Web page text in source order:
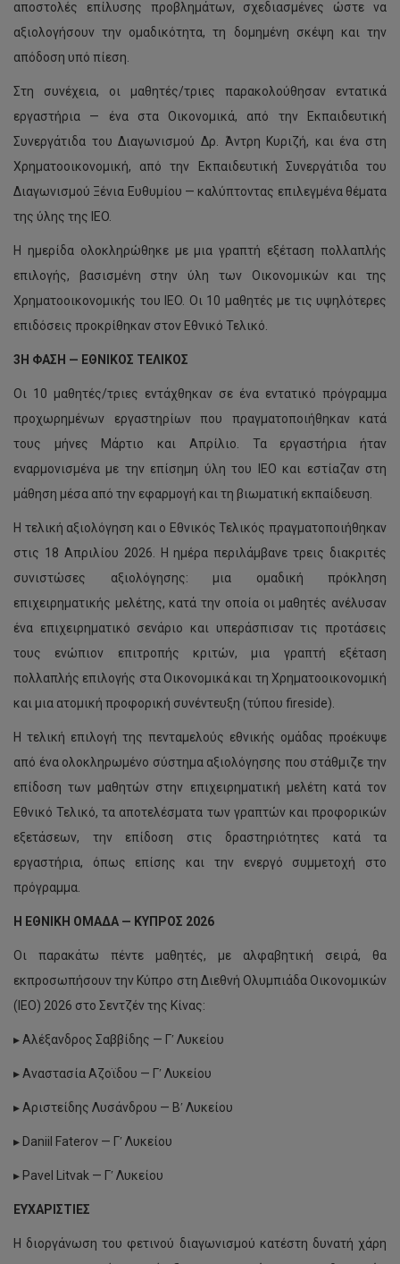
αποστολές επίλυσης προβλημάτων, σχεδιασμένες ώστε να
αξιολογήσουν την ομαδικότητα, τη δομημένη σκέψη και την
απόδοση υπό πίεση.
Στη συνέχεια, οι μαθητές/τριες παρακολούθησαν εντατικά
εργαστήρια — ένα στα Οικονομικά, από την Εκπαιδευτική
Συνεργάτιδα του Διαγωνισμού Δρ. Άντρη Κυριζή, και ένα στη
Χρηματοοικονομική, από την Εκπαιδευτική Συνεργάτιδα του
Διαγωνισμού Ξένια Ευθυμίου — καλύπτοντας επιλεγμένα θέματα
της ύλης της IEO.
Η ημερίδα ολοκληρώθηκε με μια γραπτή εξέταση πολλαπλής
επιλογής, βασισμένη στην ύλη των Οικονομικών και της
Χρηματοοικονομικής του IEO. Οι 10 μαθητές με τις υψηλότερες
επιδόσεις προκρίθηκαν στον Εθνικό Τελικό.
3Η ΦΑΣΗ — ΕΘΝΙΚΟΣ ΤΕΛΙΚΟΣ
Οι 10 μαθητές/τριες εντάχθηκαν σε ένα εντατικό πρόγραμμα
προχωρημένων εργαστηρίων που πραγματοποιήθηκαν κατά
τους μήνες Μάρτιο και Απρίλιο. Τα εργαστήρια ήταν
εναρμονισμένα με την επίσημη ύλη του IEO και εστίαζαν στη
μάθηση μέσα από την εφαρμογή και τη βιωματική εκπαίδευση.
Η τελική αξιολόγηση και ο Εθνικός Τελικός πραγματοποιήθηκαν
στις 18 Απριλίου 2026. Η ημέρα περιλάμβανε τρεις διακριτές
συνιστώσες αξιολόγησης: μια ομαδική πρόκληση
επιχειρηματικής μελέτης, κατά την οποία οι μαθητές ανέλυσαν
ένα επιχειρηματικό σενάριο και υπεράσπισαν τις προτάσεις
τους ενώπιον επιτροπής κριτών, μια γραπτή εξέταση
πολλαπλής επιλογής στα Οικονομικά και τη Χρηματοοικονομική
και μια ατομική προφορική συνέντευξη (τύπου fireside).
Η τελική επιλογή της πενταμελούς εθνικής ομάδας προέκυψε
από ένα ολοκληρωμένο σύστημα αξιολόγησης που στάθμιζε την
επίδοση των μαθητών στην επιχειρηματική μελέτη κατά τον
Εθνικό Τελικό, τα αποτελέσματα των γραπτών και προφορικών
εξετάσεων, την επίδοση στις δραστηριότητες κατά τα
εργαστήρια, όπως επίσης και την ενεργό συμμετοχή στο
πρόγραμμα.
Η ΕΘΝΙΚΗ ΟΜΑΔΑ — ΚΥΠΡΟΣ 2026
Οι παρακάτω πέντε μαθητές, με αλφαβητική σειρά, θα
εκπροσωπήσουν την Κύπρο στη Διεθνή Ολυμπιάδα Οικονομικών
(IEO) 2026 στο Σεντζέν της Κίνας:
▸ Αλέξανδρος Σαββίδης — Γʹ Λυκείου
▸ Αναστασία Αζοϊδου — Γʹ Λυκείου
▸ Αριστείδης Λυσάνδρου — Βʹ Λυκείου
▸ Daniil Faterov — Γʹ Λυκείου
▸ Pavel Litvak — Γʹ Λυκείου
ΕΥΧΑΡΙΣΤΙΕΣ
Η διοργάνωση του φετινού διαγωνισμού κατέστη δυνατή χάρη